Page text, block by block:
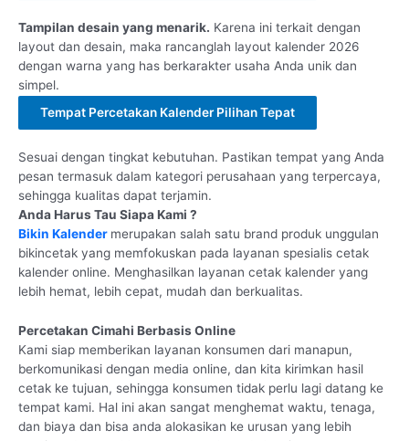
Tampilan desain yang menarik. Karena ini terkait dengan
layout dan desain, maka rancanglah layout kalender 2026
dengan warna yang has berkarakter usaha Anda unik dan
simpel.
Tempat Percetakan Kalender Pilihan Tepat
Sesuai dengan tingkat kebutuhan. Pastikan tempat yang Anda
pesan termasuk dalam kategori perusahaan yang terpercaya,
sehingga kualitas dapat terjamin.
Anda Harus Tau Siapa Kami ?
Bikin Kalender merupakan salah satu brand produk unggulan
bikincetak yang memfokuskan pada layanan spesialis cetak
kalender online. Menghasilkan layanan cetak kalender yang
lebih hemat, lebih cepat, mudah dan berkualitas.
Percetakan Cimahi Berbasis Online
Kami siap memberikan layanan konsumen dari manapun,
berkomunikasi dengan media online, dan kita kirimkan hasil
cetak ke tujuan, sehingga konsumen tidak perlu lagi datang ke
tempat kami. Hal ini akan sangat menghemat waktu, tenaga,
dan biaya dan bisa anda alokasikan ke urusan yang lebih